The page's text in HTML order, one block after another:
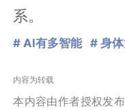
系。
# AI有多智能 # 身
内容为转载
本内容由作者授权发